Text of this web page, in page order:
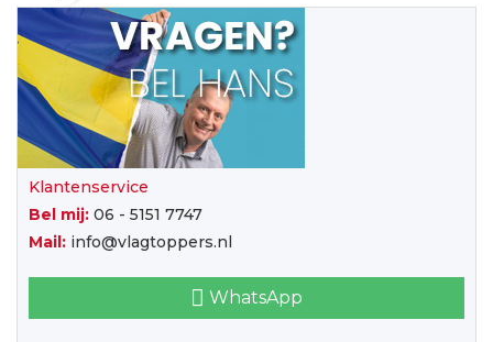
Klantenservice
Bel mij: 06 - 5151 7747
Mail: info@vlagtoppers.nl
WhatsApp